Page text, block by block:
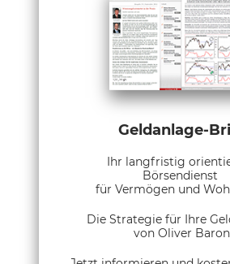
Geldanlage-
Ihr langfristig
Börsendienst
für Vermögen und
Die Strategie für Ihre
von Oliver Baron